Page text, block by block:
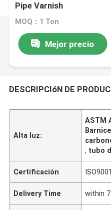
Pipe Varnish
MOQ：1 Ton
Mejor precio
DESCRIPCIóN DE
Alta luz:
ASTM
, tubo
Certificación
Delivery Time within